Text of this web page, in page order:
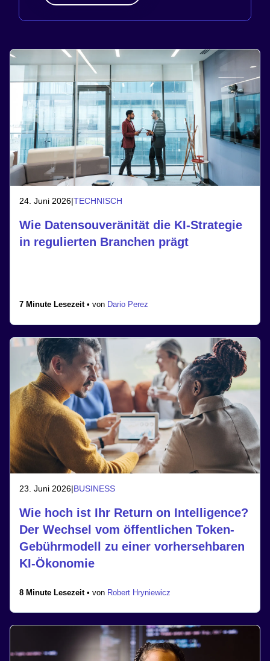
24. Juni 2026|TECHNISCH
Wie Datensouveränität die KI-Strategie
in regulierten Branchen prägt
7 Minute Lesezeit • von Dario Perez
23. Juni 2026|BUSINESS
Wie hoch ist Ihr Return on Intelligence?
Der Wechsel vom öffentlichen Token-
Gebührmodell zu einer vorhersehbaren
KI-Ökonomie
8 Minute Lesezeit • von Robert Hryniewicz